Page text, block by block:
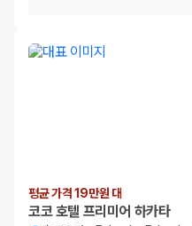
평균 가격 19만원 대
코코 호텔 프리미어 하카타